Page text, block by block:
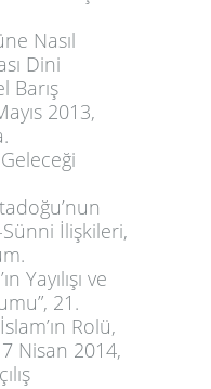
Nasıl
Dini
Barış
2013,
Sünni İlişkileri,
Yayılışı ve
21.
Rolü,
Nisan 2014,